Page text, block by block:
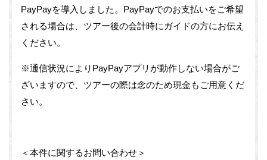
PayPayを導入しました。PayPayでのお支払いをご希望
される場合は、ツアー後の会計時にガイドの方にお伝え
ください。
※通信状況によりPayPayアプリが動作しない場合がご
ざいますので、ツアーの際は念のため現金もご用意くだ
さい。
＜本件に関するお問い合わせ＞